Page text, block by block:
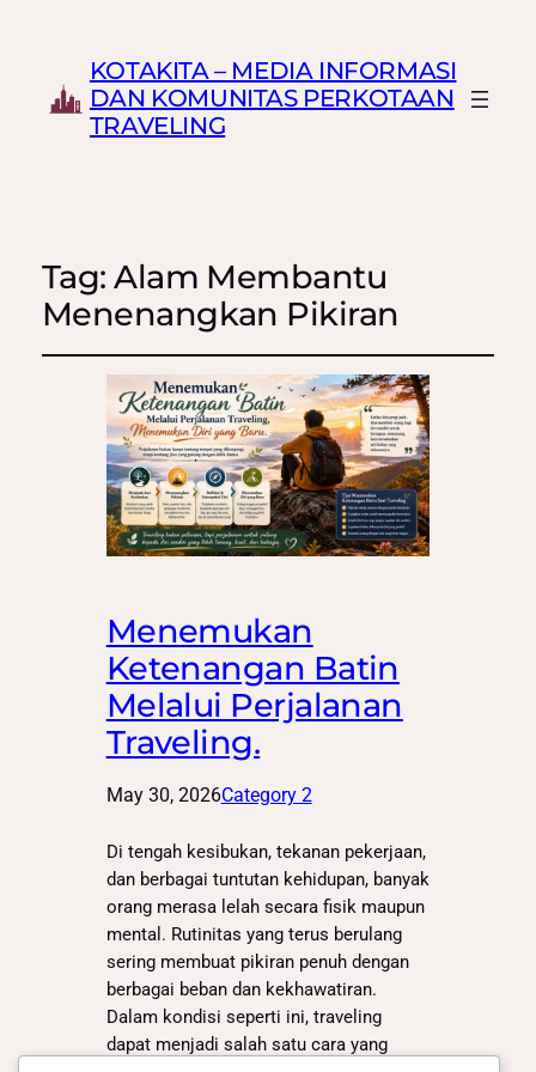
KOTAKITA – MEDIA INFORMASI
DAN KOMUNITAS PERKOTAAN
TRAVELING
Tag:Alam Membantu
Menenangkan Pikiran
Menemukan
Ketenangan Batin
Melalui Perjalanan
Traveling.
May 30, 2026Category 2
Di tengah kesibukan, tekanan pekerjaan,
dan berbagai tuntutan kehidupan, banyak
orang merasa lelah secara fisik maupun
mental. Rutinitas yang terus berulang
sering membuat pikiran penuh dengan
berbagai beban dan kekhawatiran.
Dalam kondisi seperti ini, traveling
dapat menjadi salah satu cara yang